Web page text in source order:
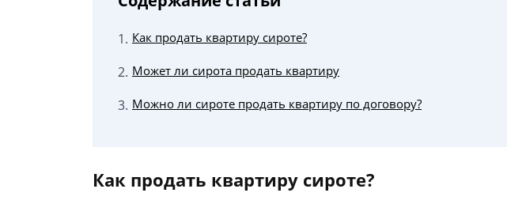
Как продать квартиру сироте?
Может ли сирота продать квартиру
Можно ли сироте продать квартиру по договору?
Как продать квартиру сироте?